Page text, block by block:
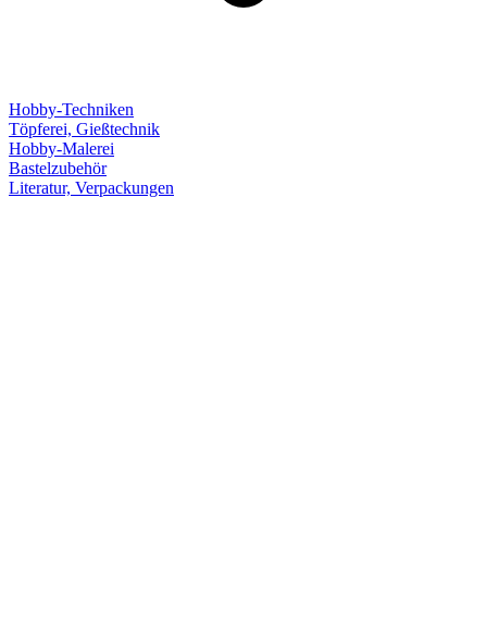
Hobby-Techniken
Töpferei, Gießtechnik
Hobby-Malerei
Bastelzubehör
Literatur, Verpackungen